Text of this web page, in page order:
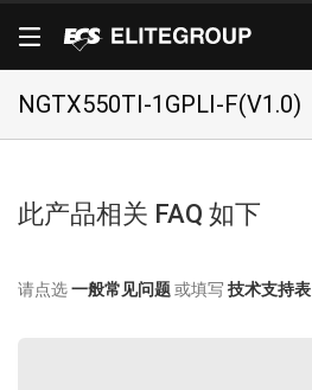
NGTX550TI-1GPLI-F(V1.0)
此产品相关 FAQ 如下
请点选一般常见问题或填写 技术支持表